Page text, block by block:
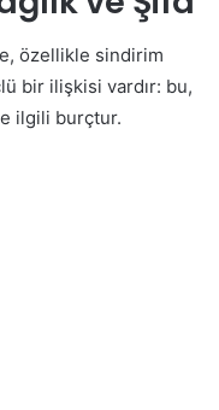
özellikle sindirim
bir ilişkisi vardır: bu,
ilgili burçtur.